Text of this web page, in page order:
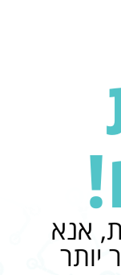
אנא
יותר